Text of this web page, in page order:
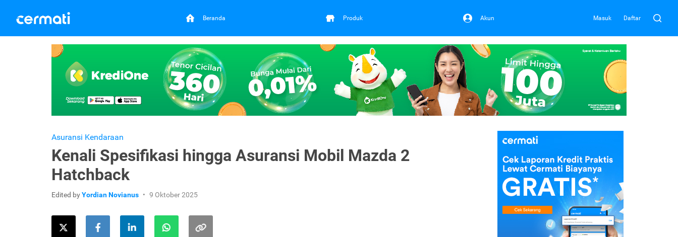
Beranda Produk Akun Masuk Daftar
Asuransi Kendaraan
Kenali Spesifikasi hingga Asuransi Mobil Mazda 2
Hatchback
Edited byYordian Novianus 9 Oktober 2025